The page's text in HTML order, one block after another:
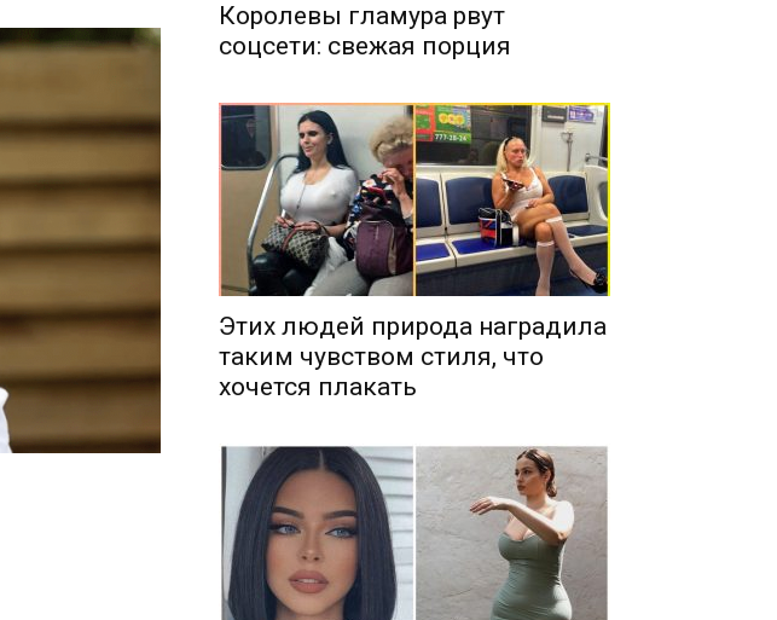
Королевы гламура рвут
соцсети: свежая порция
Этих людей природа наградила
таким чувством стиля, что
хочется плакать